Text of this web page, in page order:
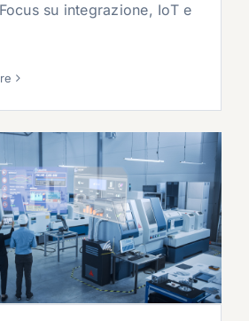
su integrazione, IoT e